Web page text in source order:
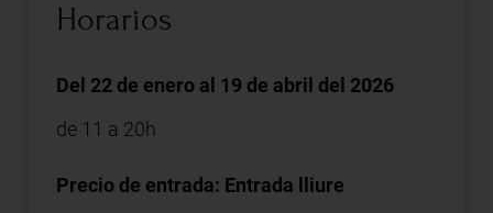
Horarios
Del 22 de enero al 19 de abril del 2026
de 11 a 20h
Precio de entrada: Entrada lliure